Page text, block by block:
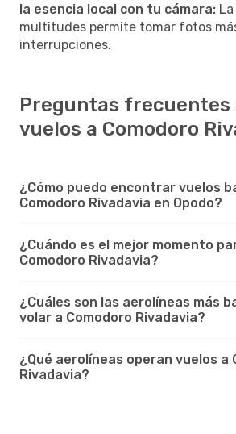
la esencia local con tu cámara:
multitudes permite tomar fotos
interrupciones.
Preguntas frecuentes
vuelos a Comodoro
¿Cómo puedo encontrar vuelos
Comodoro Rivadavia en Opodo?
¿Cuándo es el mejor momento
Comodoro Rivadavia?
¿Cuáles son las aerolíneas más
volar a Comodoro Rivadavia?
¿Qué aerolíneas operan vuelos a
Rivadavia?